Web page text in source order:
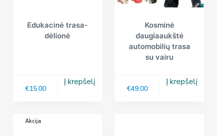
Edukacinė trasa-
dėlionė
€15.00
Į krepšelį
Kosminė
daugiaaukštė
automobilių trasa
su vairu
€49.00
Į krepšelį
Akcija